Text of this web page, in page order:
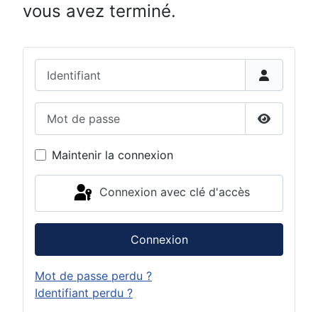
vous avez terminé.
Afficher
Maintenir la connexion
Connexion avec clé d'accès
Connexion
Mot de passe perdu ?
Identifiant perdu ?